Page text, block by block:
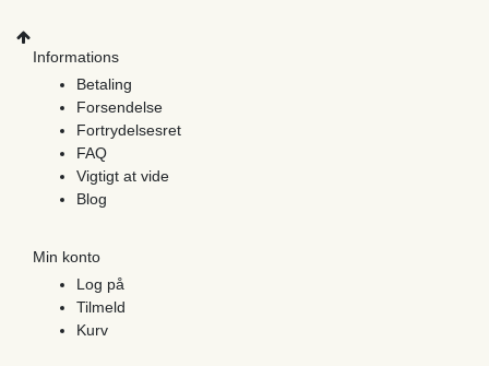
Informations
Betaling
Forsendelse
Fortrydelsesret
FAQ
Vigtigt at vide
Blog
Min konto
Log på
Tilmeld
Kurv